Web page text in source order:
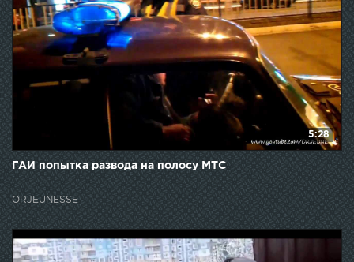
5:28
ГАИ попытка развода на полосу МТС
ORJEUNESSE